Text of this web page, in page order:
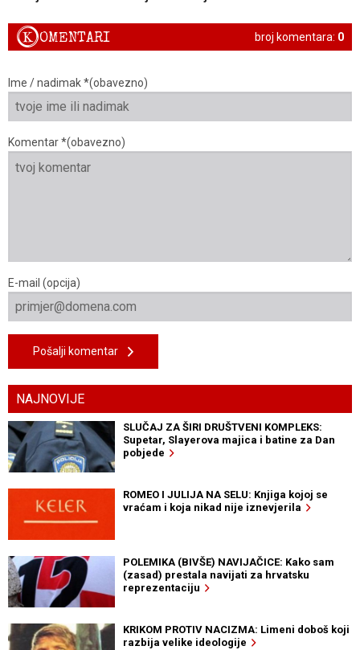
broj komentara: 0
KOMENTARI
Ime / nadimak *(obavezno)
Komentar *(obavezno)
E-mail (opcija)
Pošalji komentar
NAJNOVIJE
SLUČAJ ZA ŠIRI DRUŠTVENI KOMPLEKS:
Supetar, Slayerova majica i batine za Dan
pobjede
ROMEO I JULIJA NA SELU: Knjiga kojoj se
vraćam i koja nikad nije iznevjerila
POLEMIKA (BIVŠE) NAVIJAČICE: Kako sam
(zasad) prestala navijati za hrvatsku
reprezentaciju
KRIKOM PROTIV NACIZMA: Limeni doboš koji
razbija velike ideologije